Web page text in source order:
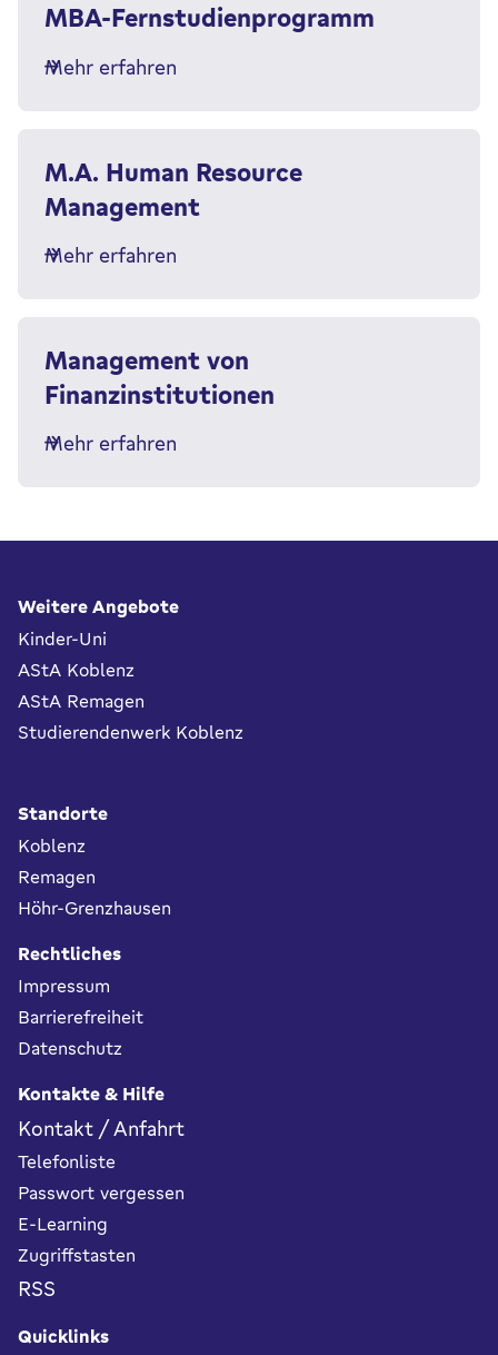
MBA-Fernstudienprogramm
Mehr erfahren
M.A. Human Resource
Management
Mehr erfahren
Management von
Finanzinstitutionen
Mehr erfahren
Fußbereich
Weitere Angebote
Kinder-Uni
AStA Koblenz
AStA Remagen
Studierendenwerk Koblenz
Standorte
Koblenz
Remagen
Höhr-Grenzhausen
Rechtliches
Impressum
Barrierefreiheit
Datenschutz
Kontakte & Hilfe
Kontakt / Anfahrt
Telefonliste
Passwort vergessen
E-Learning
Zugriffstasten
RSS
Quicklinks